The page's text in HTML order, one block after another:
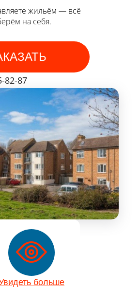
жильём — всё
на себя.
82-87
больше